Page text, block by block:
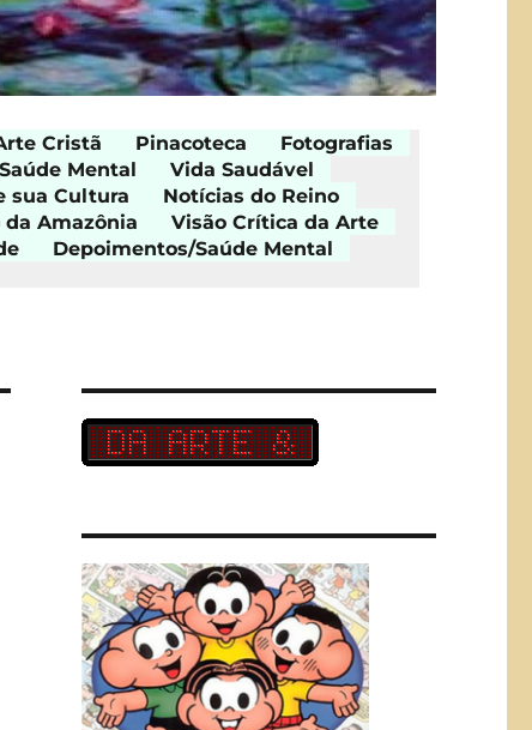
Cristã Pinacoteca
Fotografias
Saúde Mental
Vida Saudável
sua Cultura
Notícias do Reino
da Amazônia
Visão Crítica da Arte
Depoimentos/Saúde Mental